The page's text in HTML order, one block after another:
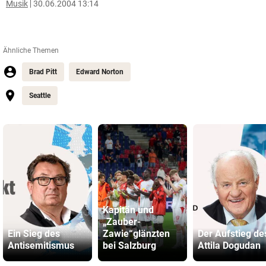
Musik 30.06.2004 13:14
Ähnliche Themen
Brad Pitt Edward Norton
Seattle
Ein Sieg des
Antisemitismus
Kapitän und
„Zauber-
Zawie“glänzten
bei Salzburg
Der Aufstieg
Attila Dogudan